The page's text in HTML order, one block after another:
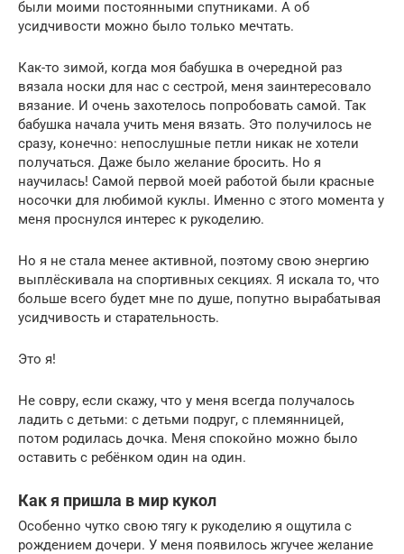
были моими постоянными спутниками. А об
усидчивости можно было только мечтать.
Как-то зимой, когда моя бабушка в очередной раз
вязала носки для нас с сестрой, меня заинтересовало
вязание. И очень захотелось попробовать самой. Так
бабушка начала учить меня вязать. Это получилось не
сразу, конечно: непослушные петли никак не хотели
получаться. Даже было желание бросить. Но я
научилась! Самой первой моей работой были красные
носочки для любимой куклы. Именно с этого момента у
меня проснулся интерес к рукоделию.
Но я не стала менее активной, поэтому свою энергию
выплёскивала на спортивных секциях. Я искала то, что
больше всего будет мне по душе, попутно вырабатывая
усидчивость и старательность.
Это я!
Не совру, если скажу, что у меня всегда получалось
ладить с детьми: с детьми подруг, с племянницей,
потом родилась дочка. Меня спокойно можно было
оставить с ребёнком один на один.
Как я пришла в мир кукол
Особенно чутко свою тягу к рукоделию я ощутила с
рождением дочери. У меня появилось жгучее желание